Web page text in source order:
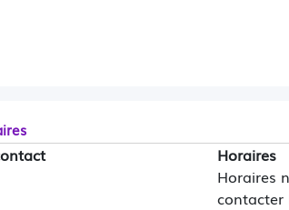
Horaires
Horaires
contacter